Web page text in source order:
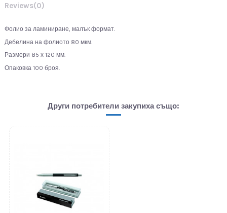
Reviews(0)
Фолио за ламиниране, малък формат.
Дебелина на фолиото 80 мкм.
Размери 85 х 120 мм.
Опаковка 100 броя.
Други потребители закупиха също: